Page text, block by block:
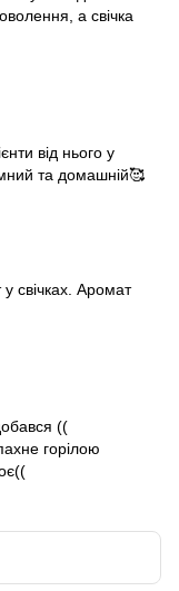
а свічка
від нього у
та домашній🥰
свічках. Аромат
((
горілою